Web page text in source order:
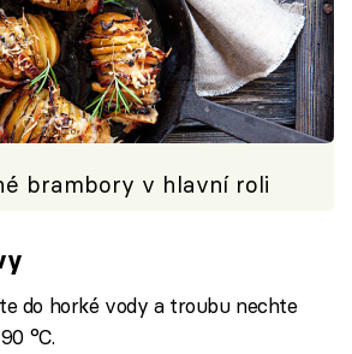
brambory v hlavní roli
do horké vody a troubu nechte
°C.